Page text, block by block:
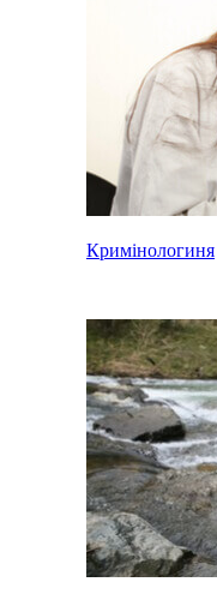
Кримінологиня